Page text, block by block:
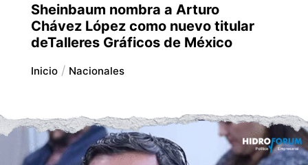
Sheinbaum nombra a Arturo
Chávez López como nuevo titular
deTalleres Gráficos de México
Inicio Nacionales